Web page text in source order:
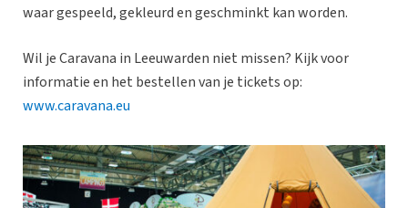
waar gespeeld, gekleurd en geschminkt kan worden.
Wil je Caravana in Leeuwarden niet missen? Kijk voor
informatie en het bestellen van je tickets op:
www.caravana.eu